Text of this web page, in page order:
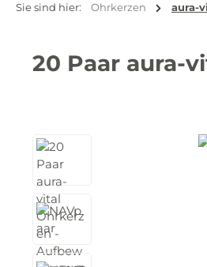
Sie sind hier: Ohrkerzen aura-
20 Paar aura-
Bildergalerie überspringen